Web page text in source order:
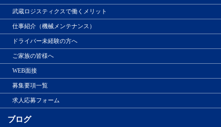
武蔵ロジスティクスで働くメリット
仕事紹介（機械メンテナンス）
ドライバー未経験の方へ
ご家族の皆様へ
WEB面接
募集要項一覧
求人応募フォーム
ブログ